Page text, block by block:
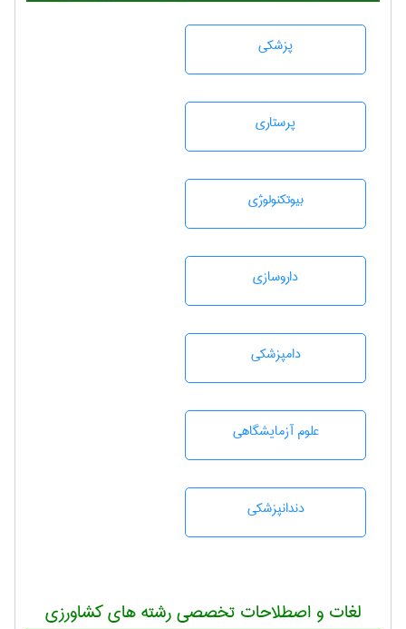
پزشكی
پرستاری
بيوتكنولوژی
داروسازی
دامپزشكی
علوم آزمايشگاهی
دندانپزشكی
لغات و اصطلاحات تخصصی رشته های کشاورزی